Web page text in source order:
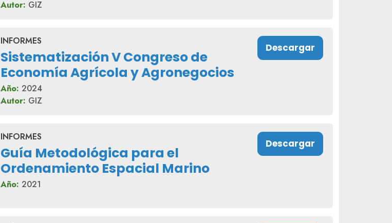
Autor: GIZ
INFORMES
Sistematización V Congreso de
Economía Agrícola y Agronegocios
Año: 2024
Autor: GIZ
Descargar
INFORMES
Guía Metodológica para el
Ordenamiento Espacial Marino
Año: 2021
Descargar